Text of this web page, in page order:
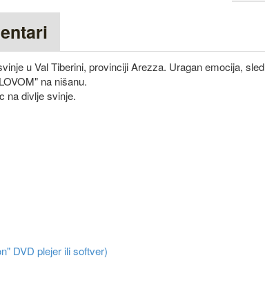
u Val Tiberini, provinciji Arezza. Uragan emocija, sled
na nišanu.
na divlje svinje.
DVD plejer ili softver)